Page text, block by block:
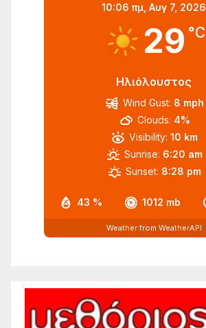
10:06 πμ, Αυγ 7, 2026
29 °C
Ηλιόλουστος
43 % 1012 mb
Wind Gust: 8 mph
Clouds: 4%
Visibility: 10 km
Sunrise: 6:20 am
Sunset: 8:28 pm
Weather from WeatherAPI